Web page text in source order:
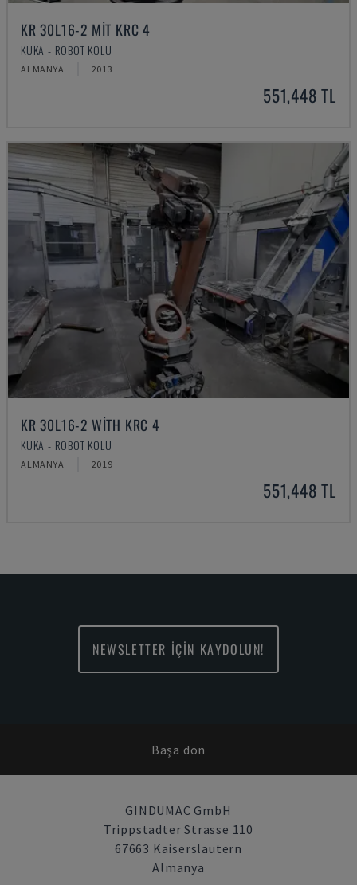
KR 30L16-2 MIT KRC 4
KUKA - ROBOT KOLU
ALMANYA 2013
551,448 TL
KR 30L16-2 WITH KRC 4
KUKA - ROBOT KOLU
ALMANYA 2019
551,448 TL
NEWSLETTER İÇİN KAYDOLUN!
Başa dön
GINDUMAC GmbH
Trippstadter Strasse 110
67663 Kaiserslautern
Almanya